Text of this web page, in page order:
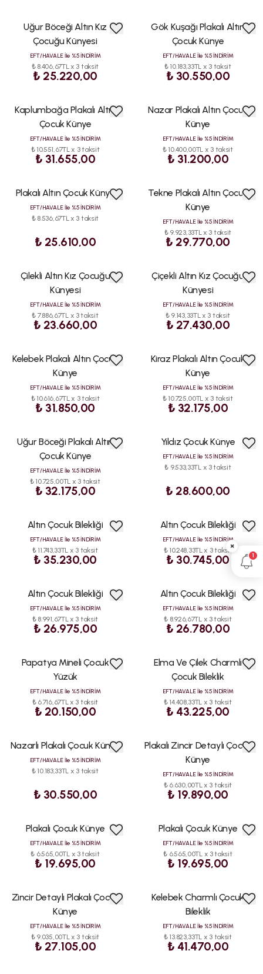
ÇOKUğur Böceği Altın Kız
Çocuğu Künyesi
EFT/HAVALE İle %5 İNDİRİM
₺ 8.406,67TL x 3 taksit
₺ 25.220,00
ÇOK
Gök Kuşağı Plakalı Altın
Çocuk Künye
EFT/HAVALE İle %5 İNDİRİM
₺ 10.183,33TL x 3 taksit
₺ 30.550,00
ÇOK
Kaplumbağa Plakalı Altın
Çocuk Künye
EFT/HAVALE İle %5 İNDİRİM
₺ 10.551,67TL x 3 taksit
₺ 31.655,00
ÇOK
Nazar Plakalı Altın Çocuk
Künye
EFT/HAVALE İle %5 İNDİRİM
₺ 10.400,00TL x 3 taksit
₺ 31.200,00
ÇOK
Plakalı Altın Çocuk Künye
EFT/HAVALE İle %5 İNDİRİM
₺ 8.536,67TL x 3 taksit
₺ 25.610,00
ÇOK
Tekne Plakalı Altın Çocuk
Künye
EFT/HAVALE İle %5 İNDİRİM
₺ 9.923,33TL x 3 taksit
₺ 29.770,00
ÇOKÇilekli Altın Kız Çocuğu
Künyesi
EFT/HAVALE İle %5 İNDİRİM
₺ 7.886,67TL x 3 taksit
₺ 23.660,00
ÇOK
Çiçekli Altın Kız Çocuğu
Künyesi
EFT/HAVALE İle %5 İNDİRİM
₺ 9.143,33TL x 3 taksit
₺ 27.430,00
ÇOK
Kelebek Plakalı Altın Çocuk
Künye
EFT/HAVALE İle %5 İNDİRİM
₺ 10.616,67TL x 3 taksit
₺ 31.850,00
ÇOK
Kiraz Plakalı Altın Çocuk
Künye
EFT/HAVALE İle %5 İNDİRİM
₺ 10.725,00TL x 3 taksit
₺ 32.175,00
ÇOK
Uğur Böceği Plakalı Altın
Çocuk Künye
EFT/HAVALE İle %5 İNDİRİM
₺ 10.725,00TL x 3 taksit
₺ 32.175,00
Yıldız Çocuk Künye
EFT/HAVALE İle %5 İNDİRİM
₺ 9.533,33TL x 3 taksit
₺ 28.600,00
Altın Çocuk Bilekliği
EFT/HAVALE İle %5 İNDİRİM
₺ 11.743,33TL x 3 taksit
₺ 35.230,00
Altın Çocuk Bilekliği
EFT/HAVALE İle %5 İNDİRİM
₺ 10.248,33TL x 3 taksit
₺ 30.745,00
Altın Çocuk Bilekliği
EFT/HAVALE İle %5 İNDİRİM
₺ 8.991,67TL x 3 taksit
₺ 26.975,00
Altın Çocuk Bilekliği
EFT/HAVALE İle %5 İNDİRİM
₺ 8.926,67TL x 3 taksit
₺ 26.780,00
ÇOKPapatya Mineli Çocuk
Yüzük
EFT/HAVALE İle %5 İNDİRİM
₺ 6.716,67TL x 3 taksit
₺ 20.150,00
ÇOKElma Ve Çilek Charmlı
Çocuk Bileklik
EFT/HAVALE İle %5 İNDİRİM
₺ 14.408,33TL x 3 taksit
₺ 43.225,00
ÇOK
Nazarlı Plakalı Çocuk Künye
EFT/HAVALE İle %5 İNDİRİM
₺ 10.183,33TL x 3 taksit
₺ 30.550,00
ÇOK
Plakalı Zincir Detaylı Çocuk
Künye
EFT/HAVALE İle %5 İNDİRİM
₺ 6.630,00TL x 3 taksit
₺ 19.890,00
Plakalı Çocuk Künye
EFT/HAVALE İle %5 İNDİRİM
₺ 6.565,00TL x 3 taksit
₺ 19.695,00
Plakalı Çocuk Künye
EFT/HAVALE İle %5 İNDİRİM
₺ 6.565,00TL x 3 taksit
₺ 19.695,00
ÇOK
Zincir Detaylı Plakalı Çocuk
Künye
EFT/HAVALE İle %5 İNDİRİM
₺ 9.035,00TL x 3 taksit
₺ 27.105,00
ÇOK
Kelebek Charmlı Çocuk
Bileklik
EFT/HAVALE İle %5 İNDİRİM
₺ 13.823,33TL x 3 taksit
₺ 41.470,00
×
1